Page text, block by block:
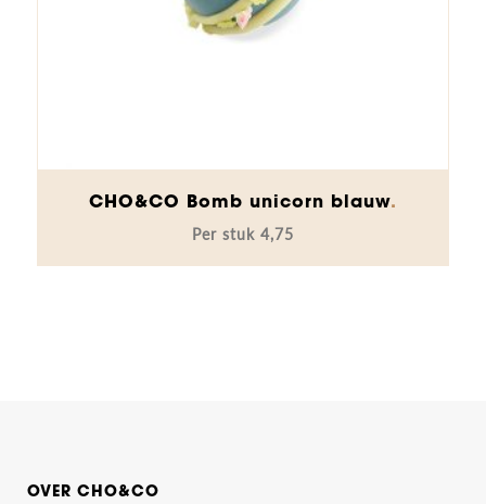
CHO&CO Bomb unicorn blauw
4,75
OVER CHO&CO